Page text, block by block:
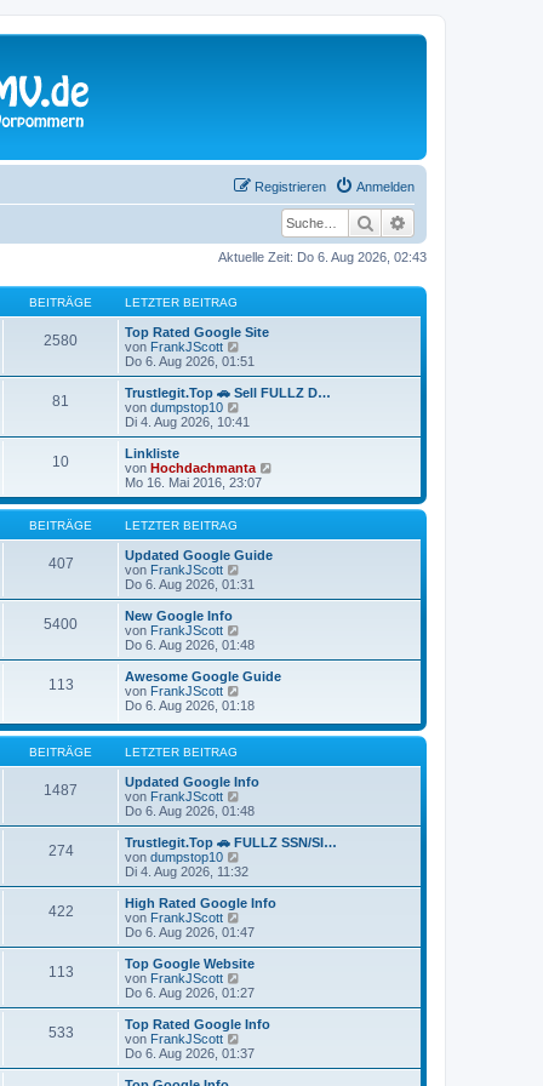
Anmelden
Registrieren
Suche
Aktuelle Zeit: Do 6. Aug 2026, 02:43
BEITRÄGE LETZTER BEITRAG
2580
Top Rated Google Site
von FrankJScott
e
u
e
t
B
e
i
t
g
Do 6. Aug 2026, 01:51
81
Trustlegit.Top 🚗 Sell FULLZ D…
von dumpstop10
e
u
s
t
r
e
i
r
Di 4. Aug 2026, 10:41
10
Linkliste
von Hochdachmanta
u
e
t
e
Mo 16. Mai 2016, 23:07
BEITRÄGE LETZTER BEITRAG
407
Updated Google Guide
von FrankJScott
e
u
t
r
B
e
i
t
g
Do 6. Aug 2026, 01:31
5400
New Google Info
von FrankJScott
e
u
e
t
r
t
r
a
g
Do 6. Aug 2026, 01:48
113
Awesome Google Guide
von FrankJScott
e
e
e
r
B
e
i
t
r
a
g
Do 6. Aug 2026, 01:18
BEITRÄGE LETZTER BEITRAG
1487
Updated Google Info
von FrankJScott
e
u
e
t
B
e
r
g
Do 6. Aug 2026, 01:48
274
Trustlegit.Top 🚗 FULLZ SSN/SI…
von dumpstop10
e
u
e
t
r
B
e
i
r
g
Di 4. Aug 2026, 11:32
422
High Rated Google Info
von FrankJScott
e
u
e
t
r
B
e
i
Do 6. Aug 2026, 01:47
113
Top Google Website
von FrankJScott
e
u
e
t
Do 6. Aug 2026, 01:27
533
Top Rated Google Info
von FrankJScott
e
u
Do 6. Aug 2026, 01:37